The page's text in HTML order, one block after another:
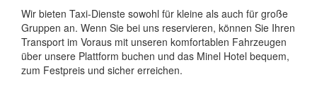
Wir bieten Taxi-Dienste sowohl für kleine als auch für große
Gruppen an. Wenn Sie bei uns reservieren, können Sie Ihren
Transport im Voraus mit unseren komfortablen Fahrzeugen
über unsere Plattform buchen und das Minel Hotel bequem,
zum Festpreis und sicher erreichen.